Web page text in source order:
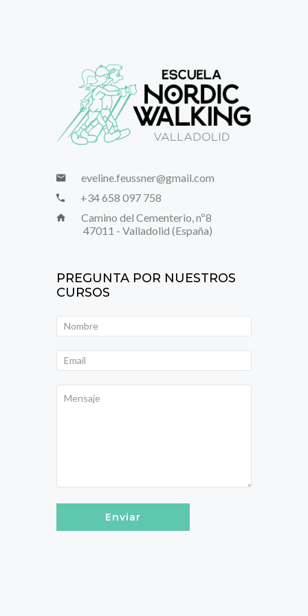
eveline.feussner@gmail.com
+34 658 097 758
Camino del Cementerio, nº8
47011 - Valladolid (España)
PREGUNTA POR NUESTROS
CURSOS
Enviar